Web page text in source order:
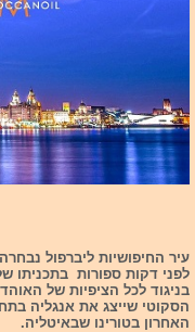
לפני דקות ספורות בתכניתו
בניגוד לכל הציפיות של
הסקוטי שייצג את אנגליה
האחרון בטורינו שבאיטליה.